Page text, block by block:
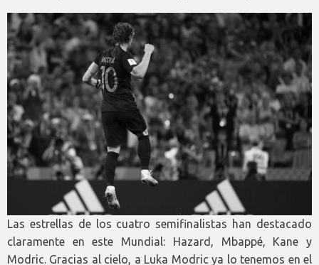
Las estrellas de los cuatro semifinalistas han destacado
claramente en este Mundial: Hazard, Mbappé, Kane y
Modric. Gracias al cielo, a Luka Modric ya lo tenemos en el